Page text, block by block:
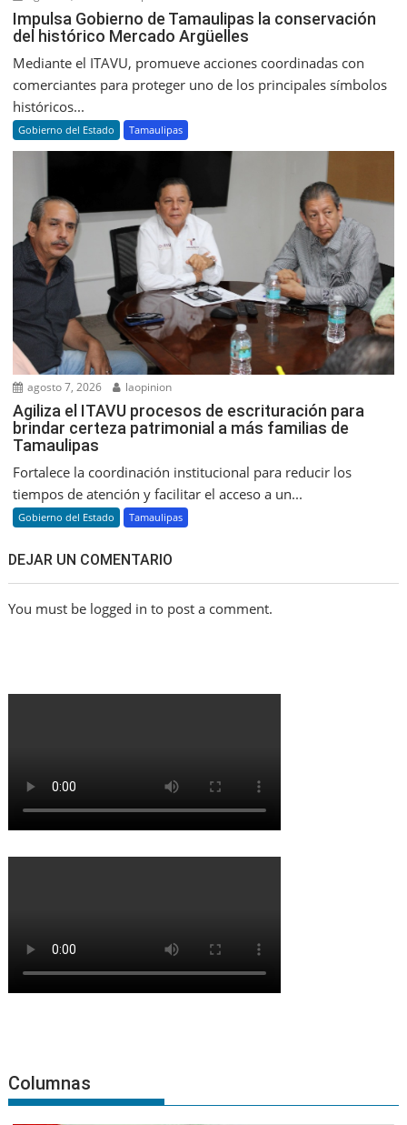
Impulsa Gobierno de Tamaulipas la conservación
del histórico Mercado Argüelles
Mediante el ITAVU, promueve acciones coordinadas con
comerciantes para proteger uno de los principales símbolos
históricos...
Gobierno del Estado Tamaulipas
agosto 7, 2026 laopinion
Agiliza el ITAVU procesos de escrituración para
brindar certeza patrimonial a más familias de
Tamaulipas
Fortalece la coordinación institucional para reducir los
tiempos de atención y facilitar el acceso a un...
Gobierno del Estado Tamaulipas
DEJAR UN COMENTARIO
You must be logged in to post a comment.
Columnas